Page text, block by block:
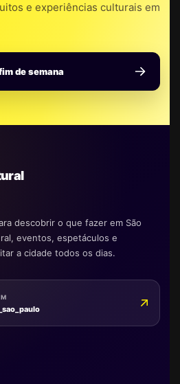
e experiências culturais em
de semana
descobrir o que fazer em São
eventos, espetáculos e
a cidade todos os dias.